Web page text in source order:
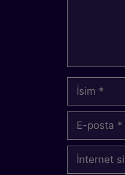
İsim
posta
İnternet
sitesi